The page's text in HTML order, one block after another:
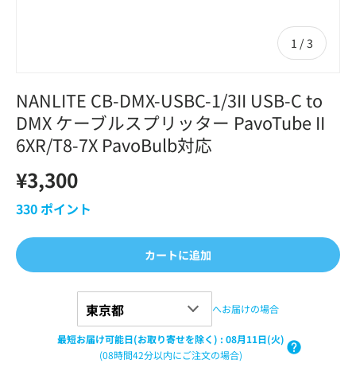
1 / の
3
NANLITE CB-DMX-USBC-1/3II USB-C to
DMX ケーブルスプリッター PavoTube II
6XR/T8-7X PavoBulb対応
¥3,300
330ポイント
カートに追加
へお届けの場合
最短お届け可能日(お取り寄せを除く) : 08月11日(火)
(08時間42分以内にご注文の場合)